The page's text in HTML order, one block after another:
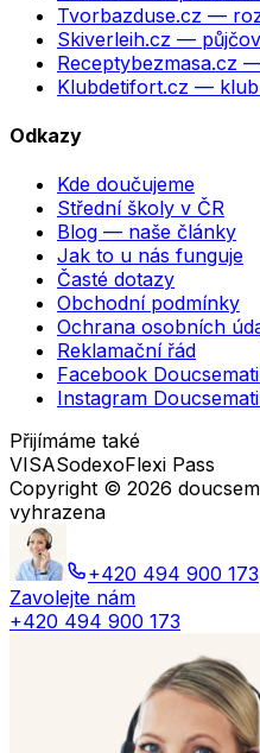
Tvorbazduse.cz —
Skiverleih.cz —
Receptybezmasa.cz —
Klubdetifort.cz — klub
Odkazy
Kde doučujeme
Střední školy v ČR
Blog — naše články
Jak to u nás funguje
Časté dotazy
Obchodní podmínky
Ochrana osobních
Reklamační řád
Facebook
Instagram
Přijímáme také
VISASodexoFlexi Pass
Copyright © 2026
vyhrazena
+420 494 900 173
Zavolejte nám
+420 494 900 173